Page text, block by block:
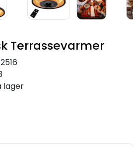
Terrassevarmer
lager